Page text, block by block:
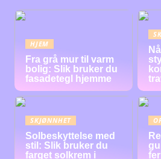
HJEM
Fra grå mur til varm
bolig: Slik bruker du
fasadetegl hjemme
SKJØNNHET
Solbeskyttelse med
stil: Slik bruker du
farget solkrem i